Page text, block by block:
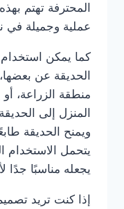
المحترفة تهتم
عملية وجميلة
كما يمكن
الحديقة عن
منطقة الزراعة،
المنزل إلى
ويمنح الحديقة
يتحمل الاستخدام
يجعله مناسبًا جدًا
إذا كنت تريد